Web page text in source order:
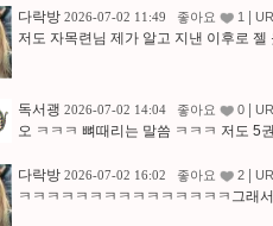
다락방 2026-07-02 11:49 좋아요 1
저도 자목련님 제가 알고 지낸 이후로
독서괭 2026-07-02 14:04 좋아요 0
오 ㅋㅋㅋ 뼈때리는 말씀 ㅋㅋㅋ 저도 5
다락방 2026-07-02 16:02 좋아요 2
ㅋㅋㅋㅋㅋㅋㅋㅋㅋㅋㅋㅋㅋㅋㅋ그래